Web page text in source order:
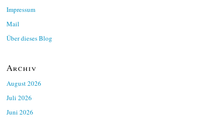
Impressum
Mail
Über dieses Blog
Archiv
August 2026
Juli 2026
Juni 2026